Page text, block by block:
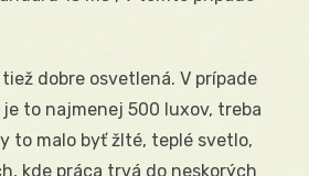
dobre osvetlená. V prípade
to najmenej 500 luxov, treba
to malo byť žlté, teplé svetlo,
kde práca trvá do neskorých